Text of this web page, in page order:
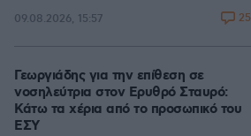
09.08.2026, 15:57 25
Γεωργιάδης για την επίθεση σε
νοσηλεύτρια στον Ερυθρό Σταυρό:
Κάτω τα χέρια από το προσωπικό του
ΕΣΥ